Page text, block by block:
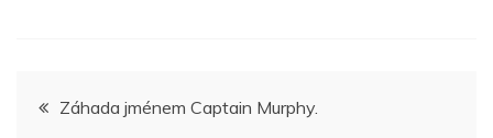
Navigace
Záhada jménem Captain Murphy.